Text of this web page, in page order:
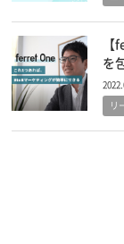
【
を
リ